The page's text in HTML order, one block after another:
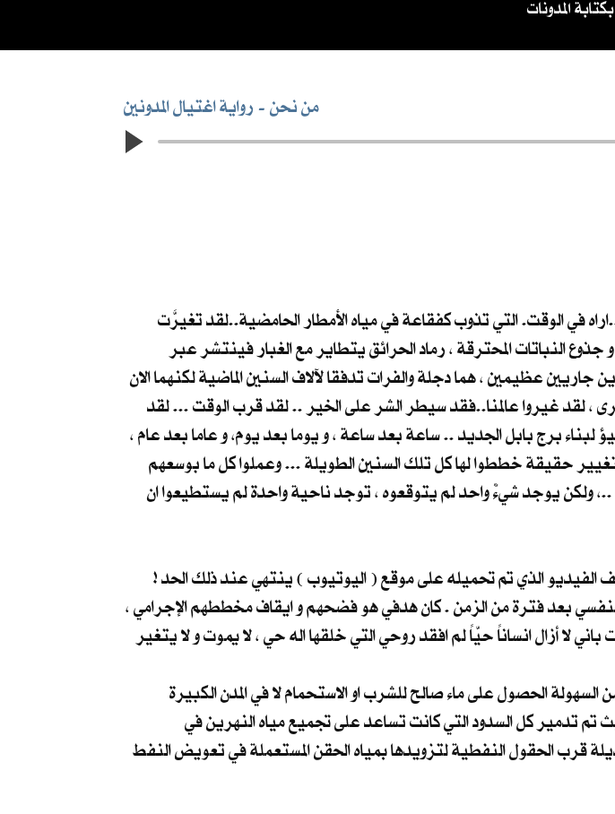
المدونات
رواية اغتيال المدونين من نحن
في الوقت. التي تذوب كفقاعة في مياه الأمطار الحامضية..لقد تغيرَّت
النباتات المحترقة ، رماد الحرائق يتطاير مع الغبار فينتشر عبر
عظيمين ، هما دجلة والفرات تدفقا لآلاف السنين الماضية لكنهما الان
، لقد غيروا عالمنا..فقد سيطر الشر على الخير .. لقد قرب الوقت ... لقد
لبناء برج بابل الجديد .. ساعة بعد ساعة ، و يوما بعد يوم، و عاما بعد عام ،
حقيقة خططوا لها كل تلك السنين الطويلة ... وعملوا كل ما بوسعهم
ولكن يوجد شيءٌ واحد لم يتوقعوه ، توجد ناحية واحدة لم يستطيعوا ان
الذي تم تحميله على موقع ( اليوتيوب ) ينتهي عند ذلك الحد !
بعد فترة من الزمن . كان هدفي هو فضحهم و ايقاف مخططهم الإجرامي ،
لا أزال انساناً حيّاً لم افقد روحي التي خلقها اله حي ، لا يموت و لا يتغير
لم يعد من السهولة الحصول على ماء صالح للشرب او الاستحمام لا في المدن الكبيرة
تم تدمير كل السدود التي كانت تساعد على تجميع مياه النهرين في
قرب الحقول النفطية لتزويدها بمياه الحقن المستعملة في تعويض النفط